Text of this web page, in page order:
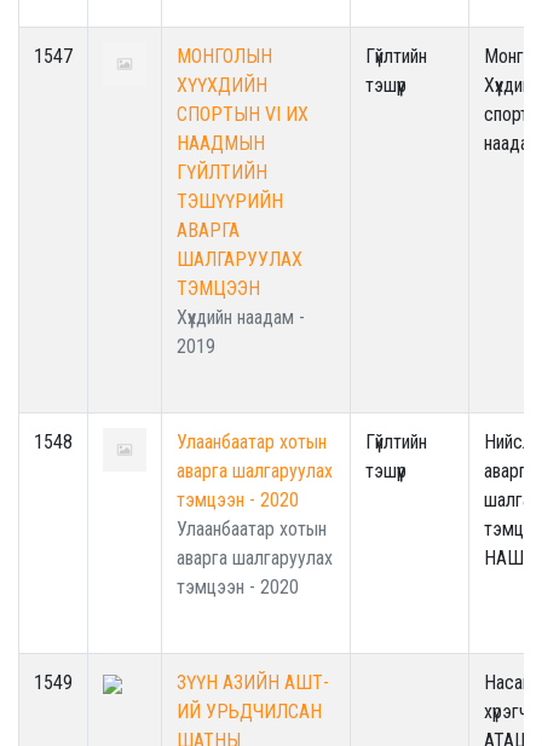
1547
МОНГОЛЫН
ХҮҮХДИЙН
СПОРТЫН VI ИХ
НААДМЫН
ГҮЙЛТИЙН
ТЭШҮҮРИЙН
АВАРГА
ШАЛГАРУУЛАХ
ТЭМЦЭЭН
Хүүхдийн наадам -
2019
Гүйлтийн
тэшүүр
Хүүхдийн
наадам
1548
Улаанбаатар хотын
аварга шалгаруулах
тэмцээн - 2020
Улаанбаатар хотын
аварга шалгаруулах
тэмцээн - 2020
Гүйлтийн
тэшүүр
аварга
НАШТ
1549
ЗҮҮН АЗИЙН АШТ-
ИЙ УРЬДЧИЛСАН
ШАТНЫ
Насанд
АТАШТ